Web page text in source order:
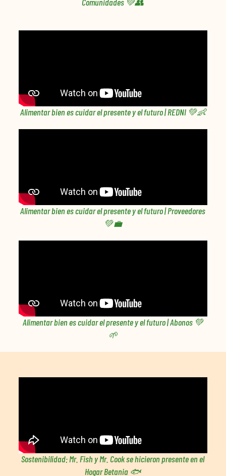
Alimentar bien es cuidar el presente y el futuro | REDNI 💚👶
Alimentar bien es cuidar el presente y el futuro | Proveedores
💚💼
Alimentar bien es cuidar el presente y el futuro | Abonos 💚
🌱
Sostenibilidad: Mr. Fish y Mr. Cook se hicieron presente en el
Hogar Betania 🐟